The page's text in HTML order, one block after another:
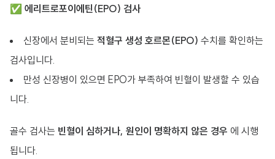
✅ 에리트로포이에틴(EPO) 검사
신장에서 분비되는 적혈구 생성 호르몬(EPO) 수치를 확인하는
검사입니다.
만성 신장병이 있으면 EPO가 부족하여 빈혈이 발생할 수 있습
니다.
골수 검사는 빈혈이 심하거나, 원인이 명확하지 않은 경우 에 시행
됩니다.